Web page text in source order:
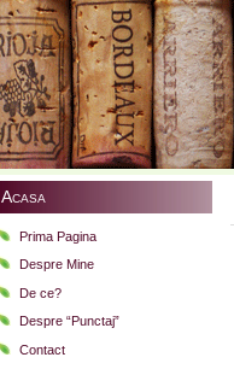
Acasa
Prima Pagina
Despre Mine
De ce?
Despre “Punctaj”
Contact